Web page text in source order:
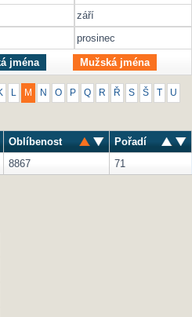
září
prosinec
jména Mužská jména
M N O P Q R Ř S Š U
Oblíbenost
Pořadí
8867 71